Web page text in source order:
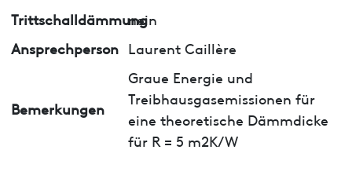
Trittschalldämmung
nein
Ansprechperson Laurent Caillère
Bemerkungen
Graue Energie und
Treibhausgasemissionen für
eine theoretische Dämmdicke
für R = 5 m2K/W